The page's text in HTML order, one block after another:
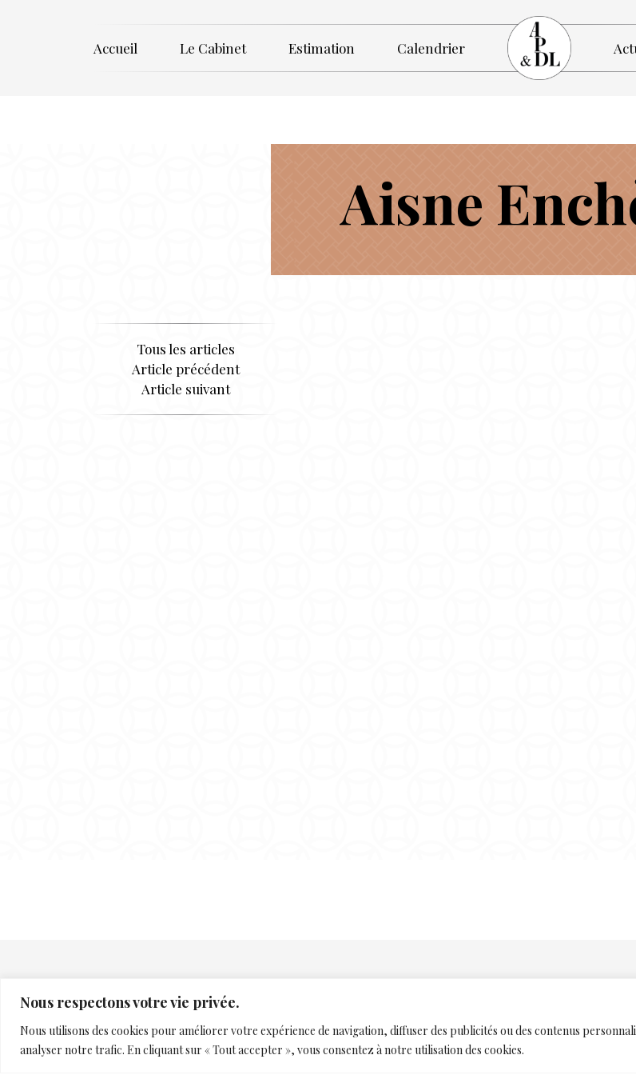
Nous respectons votre vie privée.
Nous utilisons des cookies pour améliorer votre expérience de navigation, diffuser des publicités ou des contenus
analyser notre trafic. En cliquant sur « Tout accepter », vous consentez à notre utilisation des cookies.
Accueil Le Cabinet Estimation Calendrier
Aisne
Tous les articles
Article précédent
Article suivant